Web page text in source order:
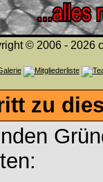
© 2006 - 2026
zu